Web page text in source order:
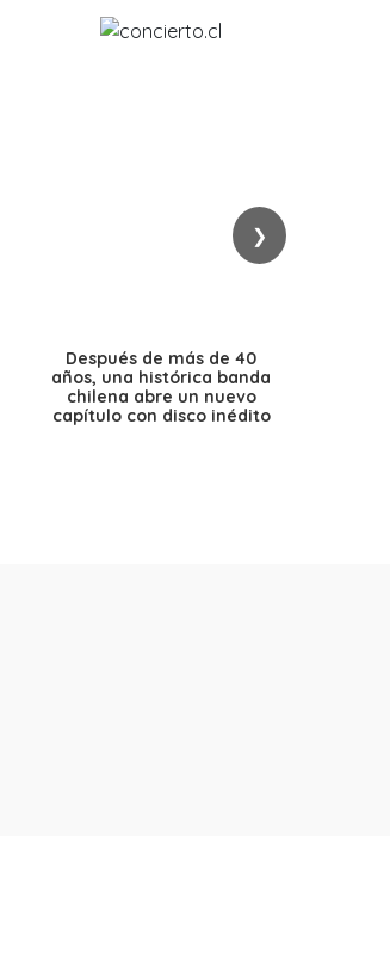
❯
Después de más de 40
años, una histórica banda
chilena abre un nuevo
capítulo con disco inédito